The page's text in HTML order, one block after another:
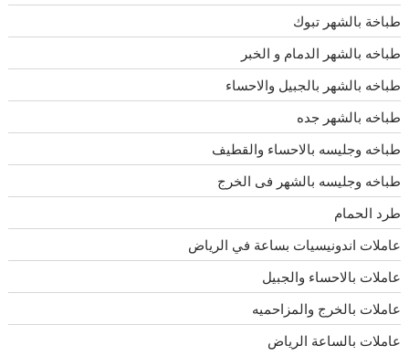
طباخة بالشهر تبوك
طباخه بالشهر الدمام و الخبر
طباخه بالشهر بالجبيل والاحساء
طباخه بالشهر جده
طباخه وجليسه بالاحساء والقطيف
طباخه وجليسه بالشهر فى الخرج
طرد الحمام
عاملات اندونيسيات بساعة في الرياض
عاملات بالاحساء والجبيل
عاملات بالخرج والمزاحميه
عاملات بالساعة الرياض